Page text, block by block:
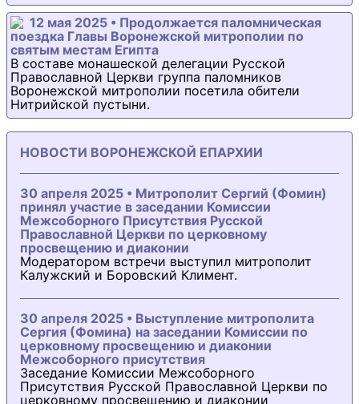
12 мая 2025 • Продолжается паломническая
поездка Главы Воронежской митрополии по
святым местам Египта
В составе монашеской делегации Русской
Православной Церкви группа паломников
Воронежской митрополии посетила обители
Нитрийской пустыни.
НОВОСТИ ВОРОНЕЖСКОЙ ЕПАРХИИ
30 апреля 2025 • Митрополит Сергий (Фомин)
принял участие в заседании Комиссии
Межсоборного Присутствия Русской
Православной Церкви по церковному
просвещению и диаконии
Модератором встречи выступил митрополит
Калужский и Боровский Климент.
30 апреля 2025 • Выступление митрополита
Сергия (Фомина) на заседании Комиссии по
церковному просвещению и диаконии
Межсоборного присутствия
Заседание Комиссии Межсоборного
Присутствия Русской Православной Церкви по
церковному просвещению и диаконии